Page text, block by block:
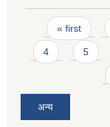
Pages
« first
4 5
अन्य